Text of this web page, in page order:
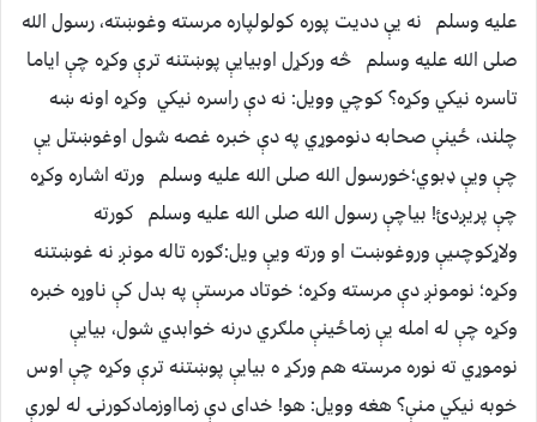
عليه وسلم نه يې دديت پوره كولولپاره مرسته وغوښته، رسول الله
صلی الله عليه وسلم څه وركړل اوبيايې پوښتنه ترې وكړه چې اياما
تاسره نيكي وكړه؟ كوچي وويل: نه دې راسره نيكي وكړه اونه ښه
چلند، ځينې صحابه دنوموړي په دې خبره غصه شول اوغوښتل يې
چې ويې ډبوي؛خورسول الله صلی الله عليه وسلم ورته اشاره وكړه
چې پريږدئ! بياچې رسول الله صلی الله عليه وسلم كورته
ولاړكوچىيې وروغوښت او ورته ويې ويل:ګوره تاله مونږ نه غوښتنه
وکړه؛ نومونږ دې مرسته وكړه؛ خوتاد مرستې په بدل كې ناوړه خبره
وكړه چې له امله يې زماځينې ملګري درنه خوابدي شول، بيايې
نوموړي ته نوره مرسته هم وركړ ه بيايې پوښتنه ترې وكړه چې اوس
خوبه نيكي منې؟ هغه وويل: هو! خداى دې زمااوزمادكورنۍ له لورې